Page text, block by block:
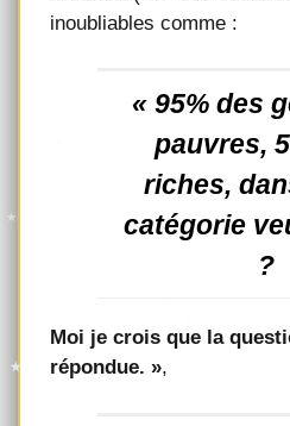
inoubliables comme :
« 95% des
pauvres,
riches,
catégorie
?
Moi je crois que la
répondue. »,